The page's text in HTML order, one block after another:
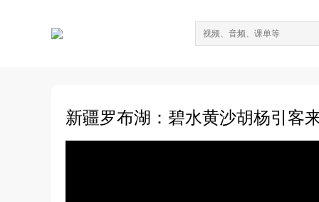
新疆罗布湖：碧水黄沙胡杨引客